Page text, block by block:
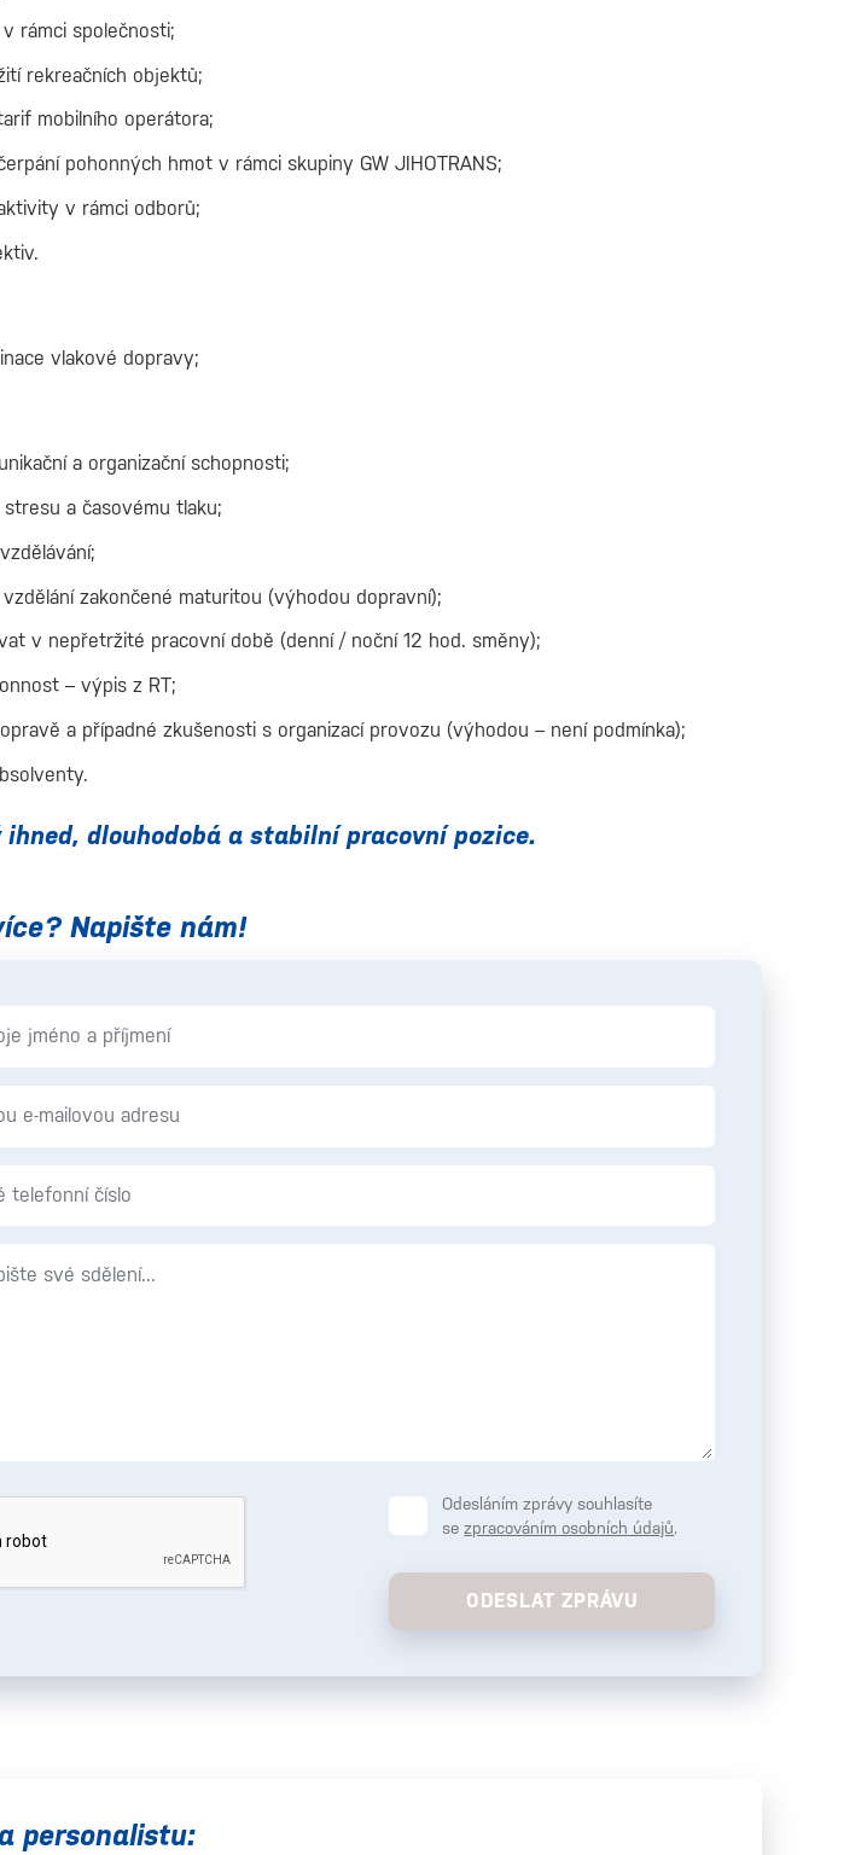
rámci společnosti;
rekreačních objektů;
mobilního operátora;
pohonných hmot v rámci skupiny GW JIHOTRANS;
v rámci odborů;
vlakové dopravy;
a organizační schopnosti;
a časovému tlaku;
vzdělání zakončené maturitou (výhodou dopravní);
v nepřetržité pracovní době (denní / noční 12 hod. směny);
– výpis z RT;
a případné zkušenosti s organizací provozu (výhodou – není podmínka);
ihned, dlouhodobá a stabilní pracovní pozice.
Napište nám!
Odesláním zprávy souhlasíte
sezpracováním osobních údajů.
ODESLAT ZPRÁVU
personalistu: